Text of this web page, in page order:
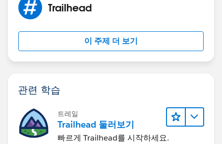
Trailhead
이 주제 더 보기
관련 학습
트레일
Trailhead 둘러보기
빠르게 Trailhead를 시작하세요.